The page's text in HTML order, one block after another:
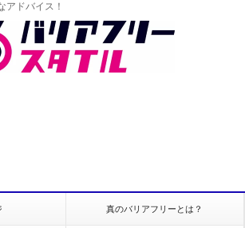
アドバイス！
真のバリアフリーとは？